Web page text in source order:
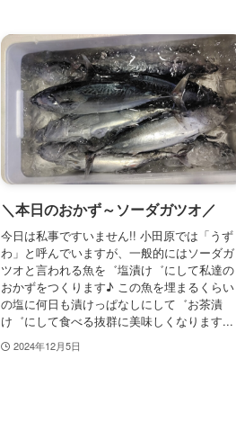
＼本日のおかず～ソーダガツオ／
今日は私事ですいません!! 小田原では「うず
わ」と呼んでいますが、一般的にはソーダガ
ツオと言われる魚を゛塩漬け゛にして私達の
おかずをつくります♪ この魚を埋まるくらい
の塩に何日も漬けっぱなしにして゛お茶漬
け゛にして食べる抜群に美味しくなります...
2024年12月5日